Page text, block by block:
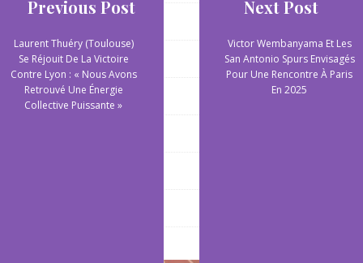
Sports aquatiques
Sports collectifs
Previous Post
Laurent Thuéry (Toulouse)
Se Réjouit De La Victoire
Contre Lyon : « Nous Avons
Retrouvé Une Énergie
Collective Puissante »
Next Post
Victor Wembanyama Et Les
San Antonio Spurs Envisagés
Pour Une Rencontre À Paris
En 2025